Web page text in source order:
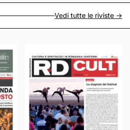
Vedi tutte le riviste ->